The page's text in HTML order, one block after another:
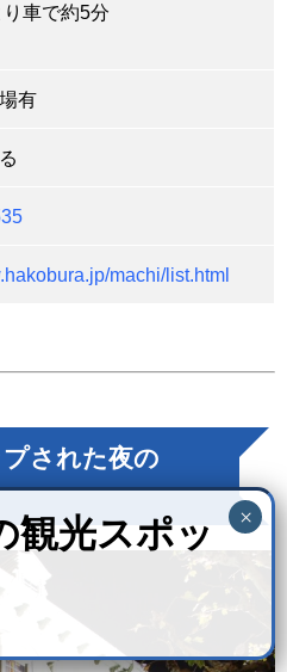
車で約5分
有
machi/list.html
された夜の
観光スポッ